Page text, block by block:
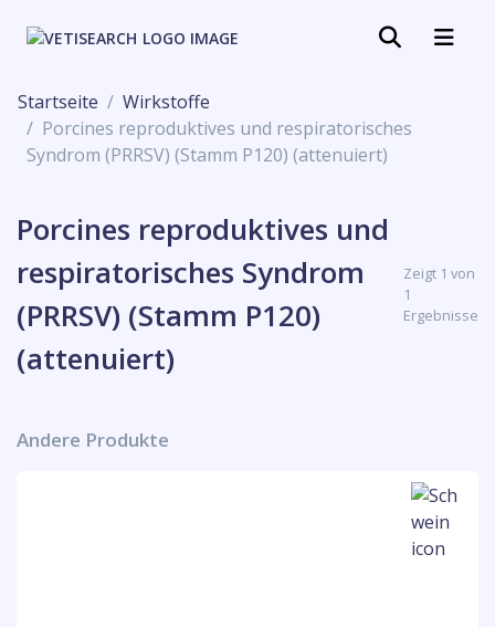
Startseite
Wirkstoffe
Porcines reproduktives und respiratorisches
Syndrom (PRRSV) (Stamm P120) (attenuiert)
Porcines reproduktives und
respiratorisches Syndrom
(PRRSV) (Stamm P120)
(attenuiert)
Zeigt 1 von
1
Ergebnisse
Andere Produkte